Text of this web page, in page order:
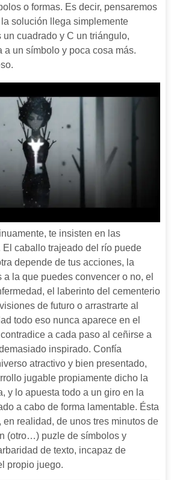
o formas. Es decir, pensaremos
solución llega simplemente
un cuadrado y C un triángulo,
a un símbolo y poca cosa más.
te insisten en las
caballo trajeado del río puede
depende de tus acciones, la
a la que puedes convencer o no, el
el laberinto del cementerio
de futuro o arrastrarte al
todo eso nunca aparece en el
a cada paso al ceñirse a
inspirado. Confía
atractivo y bien presentado,
jugable propiamente dicho la
y lo apuesta todo a un giro en la
a cabo de forma lamentable. Ésta
realidad, de unos tres minutos de
(otro…) puzle de símbolos y
de texto, incapaz de
propio juego.